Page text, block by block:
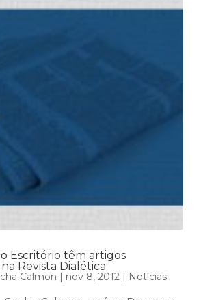
Escritório têm artigos
Revista Dialética
Calmon nov 8, 2012| Notícias